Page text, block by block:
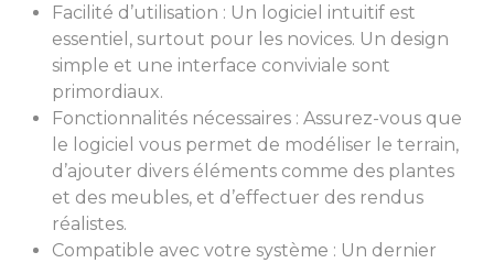
Facilité d’utilisation : Un logiciel intuitif est
essentiel, surtout pour les novices. Un design
simple et une interface conviviale sont
primordiaux.
Fonctionnalités nécessaires : Assurez-vous que
le logiciel vous permet de modéliser le terrain,
d’ajouter divers éléments comme des plantes
et des meubles, et d’effectuer des rendus
réalistes.
Compatible avec votre système : Un dernier